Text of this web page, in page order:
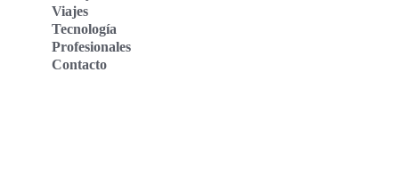
Viajes
Tecnología
Profesionales
Contacto